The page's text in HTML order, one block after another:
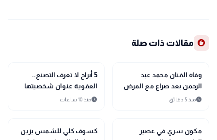
recommend مقالات ذات صلة
interests
منوعات
وفاة الفنان محمد عبد
الرحمن بعد صراع مع المرض
scheduleمنذ 5 دقائق
interests
منوعات
5 أبراج لا تعرف التصنع..
العفوية عنوان شخصيتها
مقدمة
scheduleمنذ 10 ساعات
interests
منوعات
مكون سري في عصير
interests
منوعات
كسوف كلي للشمس يزين